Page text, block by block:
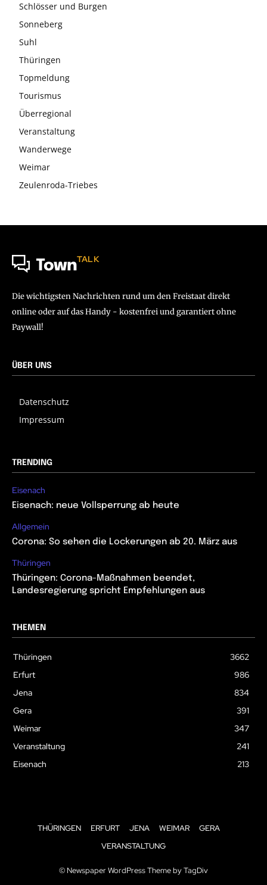
Schlösser und Burgen
Sonneberg
Suhl
Thüringen
Topmeldung
Tourismus
Überregional
Veranstaltung
Wanderwege
Weimar
Zeulenroda-Triebes
TownTALK
Die wichtigsten Nachrichten rund um den Freistaat direkt
online oder auf das Handy - kostenfrei und garantiert ohne
Paywall!
ÜBER UNS
Datenschutz
Impressum
TRENDING
Eisenach
Eisenach: neue Vollsperrung ab heute
Allgemein
Corona: So sehen die Lockerungen ab 20. März aus
Thüringen
Thüringen: Corona-Maßnahmen beendet,
Landesregierung spricht Empfehlungen aus
THEMEN
Thüringen
3662
Erfurt
986
Jena
834
Gera
391
Weimar
347
Veranstaltung
241
Eisenach
213
THÜRINGEN ERFURT JENA WEIMAR
GERA
VERANSTALTUNG
© Newspaper WordPress Theme by TagDiv